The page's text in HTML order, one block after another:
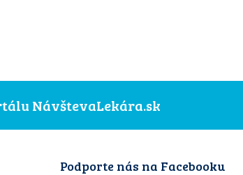
NávštevaLekára.sk
Podporte nás na Facebooku